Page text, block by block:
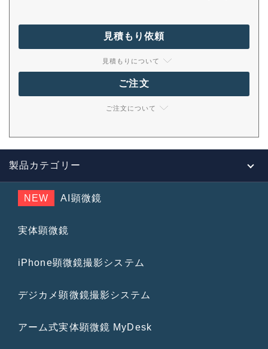
見積もり依頼
見積もりについて
ご注文
ご注文について
製品カテゴリー
NEW AI顕微鏡
実体顕微鏡
iPhone顕微鏡撮影システム
デジカメ顕微鏡撮影システム
アーム式実体顕微鏡 MyDesk